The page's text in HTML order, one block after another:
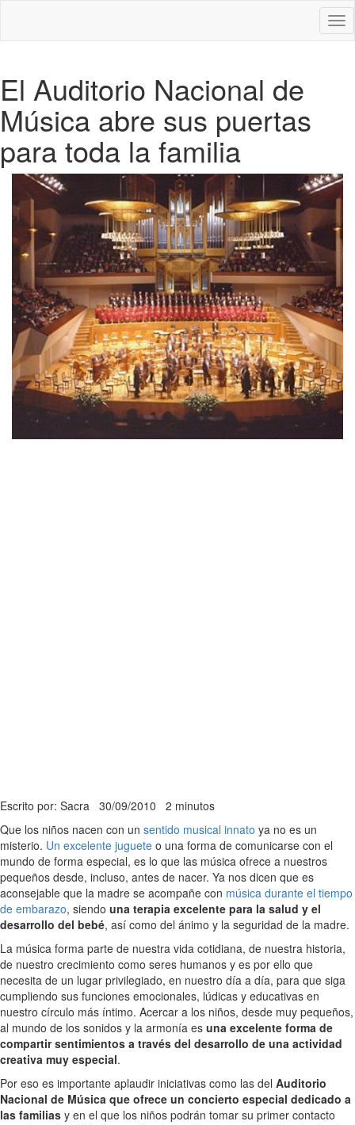
El Auditorio Nacional de
Música abre sus puertas
para toda la familia
Escrito por: Sacra 30/09/2010 2 minutos
Que los niños nacen con un sentido musical innato ya no es un
misterio. Un excelente juguete o una forma de comunicarse con el
mundo de forma especial, es lo que las música ofrece a nuestros
pequeños desde, incluso, antes de nacer. Ya nos dicen que es
aconsejable que la madre se acompañe con música durante el tiempo
de embarazo, siendo una terapia excelente para la salud y el
desarrollo del bebé, así como del ánimo y la seguridad de la madre.
La música forma parte de nuestra vida cotidiana, de nuestra historia,
de nuestro crecimiento como seres humanos y es por ello que
necesita de un lugar privilegiado, en nuestro día a día, para que siga
cumpliendo sus funciones emocionales, lúdicas y educativas en
nuestro círculo más íntimo. Acercar a los niños, desde muy pequeños,
al mundo de los sonidos y la armonía es una excelente forma de
compartir sentimientos a través del desarrollo de una actividad
creativa muy especial.
Por eso es importante aplaudir iniciativas como las del Auditorio
Nacional de Música que ofrece un concierto especial dedicado a
las familias y en el que los niños podrán tomar su primer contacto